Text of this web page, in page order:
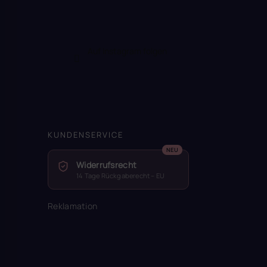
KUNDENSERVICE
Widerrufsrecht
14 Tage Rückgaberecht – EU
Reklamation